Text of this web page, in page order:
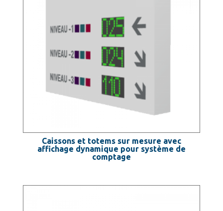
Caissons et totems sur mesure avec
affichage dynamique pour système de
comptage